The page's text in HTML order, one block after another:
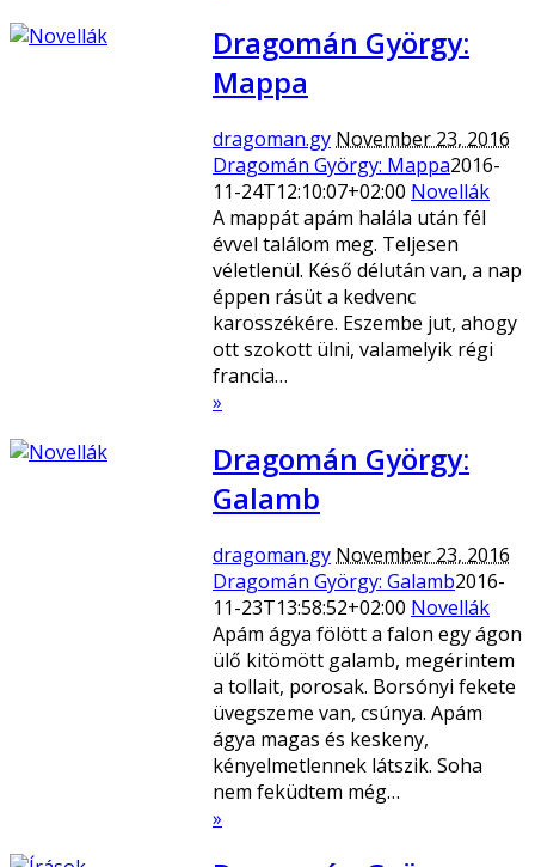
Dragomán György:
Mappa
dragoman.gy November 23, 2016
Dragomán György: Mappa2016-
11-24T12:10:07+02:00 Novellák
A mappát apám halála után fél
évvel találom meg. Teljesen
véletlenül. Késő délután van, a nap
éppen rásüt a kedvenc
karosszékére. Eszembe jut, ahogy
ott szokott ülni, valamelyik régi
francia…
»
Dragomán György:
Galamb
dragoman.gy November 23, 2016
Dragomán György: Galamb2016-
11-23T13:58:52+02:00 Novellák
Apám ágya fölött a falon egy ágon
ülő kitömött galamb, megérintem
a tollait, porosak. Borsónyi fekete
üvegszeme van, csúnya. Apám
ágya magas és keskeny,
kényelmetlennek látszik. Soha
nem feküdtem még…
»